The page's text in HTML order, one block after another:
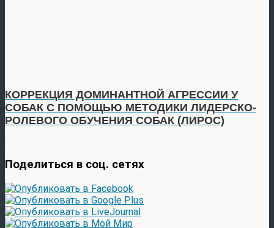
КОРРЕКЦИЯ ДОМИНАНТНОЙ АГРЕССИИ У
СОБАК С ПОМОЩЬЮ МЕТОДИКИ ЛИДЕРСКО-
РОЛЕВОГО ОБУЧЕНИЯ СОБАК (ЛИРОС)
Поделиться в соц. сетях